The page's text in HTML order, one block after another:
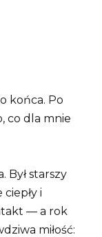
końca. Po
co dla mnie
Był starszy
i
— a rok
miłość: